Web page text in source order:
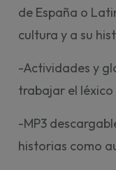
de España o
cultura y a su
-Actividades y
trabajar el léxico
-MP3
historias como